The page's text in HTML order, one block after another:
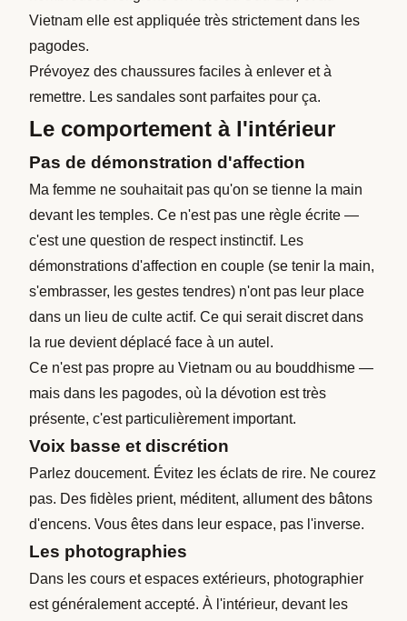
Vietnam elle est appliquée très strictement dans les
pagodes.
Prévoyez des chaussures faciles à enlever et à
remettre. Les sandales sont parfaites pour ça.
Le comportement à l'intérieur
Pas de démonstration d'affection
Ma femme ne souhaitait pas qu'on se tienne la main
devant les temples. Ce n'est pas une règle écrite —
c'est une question de respect instinctif. Les
démonstrations d'affection en couple (se tenir la main,
s'embrasser, les gestes tendres) n'ont pas leur place
dans un lieu de culte actif. Ce qui serait discret dans
la rue devient déplacé face à un autel.
Ce n'est pas propre au Vietnam ou au bouddhisme —
mais dans les pagodes, où la dévotion est très
présente, c'est particulièrement important.
Voix basse et discrétion
Parlez doucement. Évitez les éclats de rire. Ne courez
pas. Des fidèles prient, méditent, allument des bâtons
d'encens. Vous êtes dans leur espace, pas l'inverse.
Les photographies
Dans les cours et espaces extérieurs, photographier
est généralement accepté. À l'intérieur, devant les